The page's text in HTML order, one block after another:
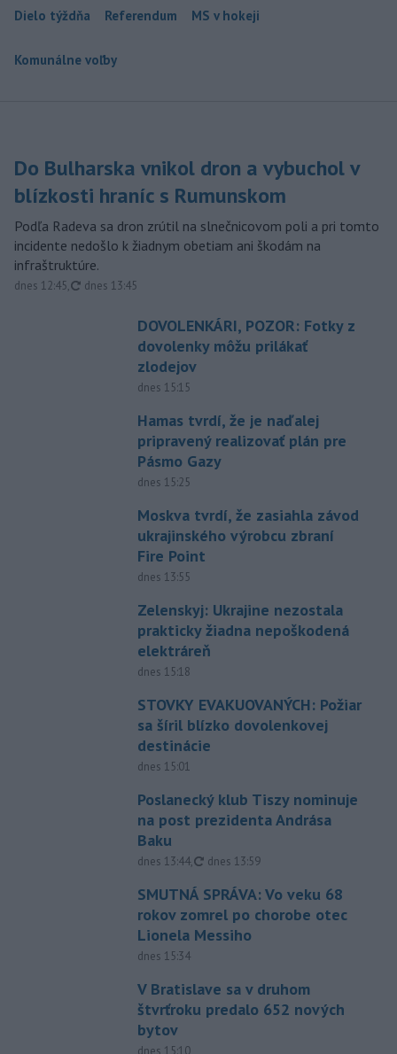
Dielo týždňa Referendum MS v hokeji
Komunálne voľby
Do Bulharska vnikol dron a vybuchol v
blízkosti hraníc s Rumunskom
Podľa Radeva sa dron zrútil na slnečnicovom poli a pri tomto
incidente nedošlo k žiadnym obetiam ani škodám na
infraštruktúre.
dnes 12:45, aktualizované
dnes 13:45
DOVOLENKÁRI, POZOR: Fotky z
dovolenky môžu prilákať
zlodejov
dnes 15:15
Hamas tvrdí, že je naďalej
pripravený realizovať plán pre
Pásmo Gazy
dnes 15:25
Moskva tvrdí, že zasiahla závod
ukrajinského výrobcu zbraní
Fire Point
dnes 13:55
Zelenskyj: Ukrajine nezostala
prakticky žiadna nepoškodená
elektráreň
dnes 15:18
STOVKY EVAKUOVANÝCH: Požiar
sa šíril blízko dovolenkovej
destinácie
dnes 15:01
Poslanecký klub Tiszy nominuje
na post prezidenta Andrása
Baku
dnes 13:44, aktualizované
dnes 13:59
SMUTNÁ SPRÁVA: Vo veku 68
rokov zomrel po chorobe otec
Lionela Messiho
dnes 15:34
V Bratislave sa v druhom
štvrťroku predalo 652 nových
bytov